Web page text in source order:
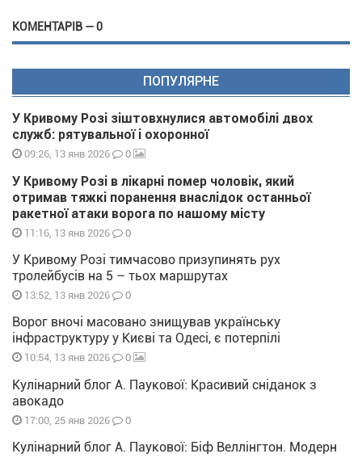
КОМЕНТАРІВ — 0
ПОПУЛЯРНЕ
У Кривому Розі зіштовхнулися автомобілі двох
служб: рятувальної і охоронної
09:26, 13 янв 2026 0
У Кривому Розі в лікарні помер чоловік, який
отримав тяжкі поранення внаслідок останньої
ракетної атаки ворога по нашому місту
11:16, 13 янв 2026 0
У Кривому Розі тимчасово призупинять рух
тролейбусів на 5 – тьох маршрутах
13:52, 13 янв 2026 0
Ворог вночі масовано знищував українську
інфраструктуру у Києві та Одесі, є потерпілі
10:54, 13 янв 2026 0
Кулінарний блог А. Паукової: Красивий сніданок з
авокадо
17:00, 25 янв 2026 0
Кулінарний блог А. Паукової: Біф Веллінгтон. Модерн